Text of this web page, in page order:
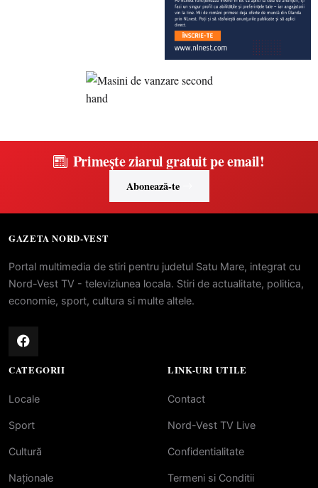
Primește ziarul gratuit pe email!
Abonează-te
GAZETA NORD-VEST
Portal multimedia de stiri pentru judetul Satu Mare, integrat cu
Nord-Vest TV - televiziunea locala. Stiri de actualitate, politica,
economie, sport, cultura si multe altele.
CATEGORII
Locale
Sport
Cultură
Naționale
LINK-URI UTILE
Contact
Nord-Vest TV Live
Confidentialitate
Termeni si Conditii